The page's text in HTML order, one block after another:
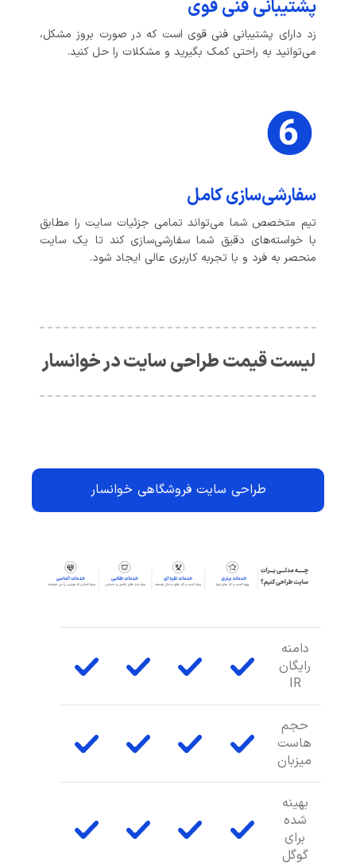
پشتیبانی فنی قوی
زد دارای پشتیبانی فنی قوی است که در صورت بروز مشکل،
می‌توانید به راحتی کمک بگیرید و مشکلات را حل کنید.
سفارشی‌سازی کامل
تیم متخصص شما می‌تواند تمامی جزئیات سایت را مطابق
با خواسته‌های دقیق شما سفارشی‌سازی کند تا یک سایت
منحصر به فرد و با تجربه کاربری عالی ایجاد شود.
لیست قیمت طراحی سایت در خوانسار
طراحی سایت فروشگاهی خوانسار
دامنه
رایگان
IR
حجم
هاست
میزبان
بهینه
شده
برای
گوگل